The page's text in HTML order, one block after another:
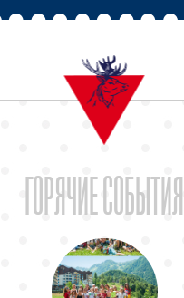
ГОРЯЧИЕ СОБЫТИЯ